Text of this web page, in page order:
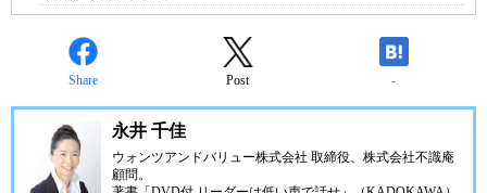
Share Post -
永井 千佳
ウォンツアンドバリュー株式会社 取締役、株式会社不識庵
顧問。